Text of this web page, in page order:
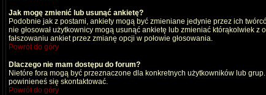
Jak mogę zmienić lub usunąć ankietę?
Podobnie jak z postami, ankiety mogą być zmieniane jedynie przez ich
nie głosował użytkownicy mogą usunąć ankietę lub zmieniać którąkolwiek
fałszowaniu ankiet przez zmianę opcji w połowie głosowania.
Powrót do góry
Dlaczego nie mam dostępu do forum?
Nietóre fora mogą być przeznaczone dla konkretnych użytkowników lub
powinieneś się skontaktować.
Powrót do góry